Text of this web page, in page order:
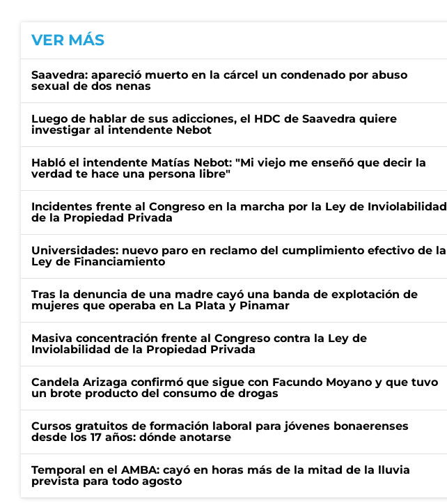
VER MÁS
Saavedra: apareció muerto en la cárcel un condenado por abuso
sexual de dos nenas
Luego de hablar de sus adicciones, el HDC de Saavedra quiere
investigar al intendente Nebot
Habló el intendente Matías Nebot: "Mi viejo me enseñó que decir la
verdad te hace una persona libre"
Incidentes frente al Congreso en la marcha por la Ley de Inviolabilidad
de la Propiedad Privada
Universidades: nuevo paro en reclamo del cumplimiento efectivo de la
Ley de Financiamiento
Tras la denuncia de una madre cayó una banda de explotación de
mujeres que operaba en La Plata y Pinamar
Masiva concentración frente al Congreso contra la Ley de
Inviolabilidad de la Propiedad Privada
Candela Arizaga confirmó que sigue con Facundo Moyano y que tuvo
un brote producto del consumo de drogas
Cursos gratuitos de formación laboral para jóvenes bonaerenses
desde los 17 años: dónde anotarse
Temporal en el AMBA: cayó en horas más de la mitad de la lluvia
prevista para todo agosto